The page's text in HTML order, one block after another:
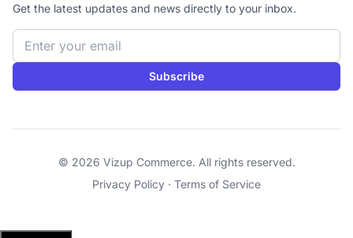
Get the latest updates and news directly to your inbox.
Email address
Subscribe
© 2026 Vizup Commerce. All rights reserved.
Privacy Policy · Terms of Service